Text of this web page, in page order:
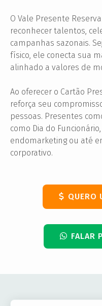
O Vale Presente
reconhecer talentos,
campanhas sazonais.
físico, ele conecta sua
alinhado a valores de
Ao oferecer o Cartão
reforça seu
pessoas. Presentes
como Dia do
endomarketing ou até
corporativo.
QUERO
FALAR